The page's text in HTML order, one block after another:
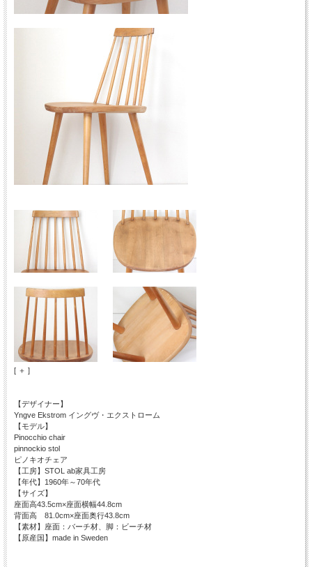
[ ＋ ]
【デザイナー】
Yngve Ekstrom イングヴ・エクストローム
【モデル】
Pinocchio chair
pinnockio stol
ピノキオチェア
【工房】STOL ab家具工房
【年代】1960年～70年代
【サイズ】
座面高43.5cm×座面横幅44.8cm
背面高 81.0cm×座面奥行43.8cm
【素材】座面：バーチ材、脚：ビーチ材
【原産国】made in Sweden